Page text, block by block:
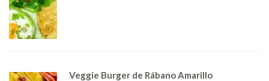
Veggie Burger de Rábano Amarillo